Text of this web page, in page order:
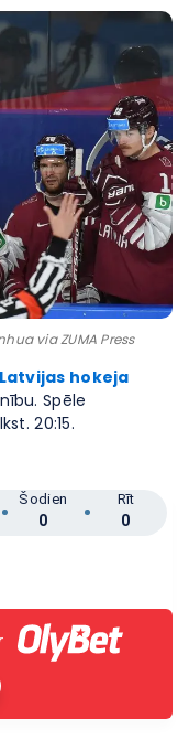
via ZUMA Press
Latvijas hokeja
Spēle
20:15.
Šodien
0
Rīt
0